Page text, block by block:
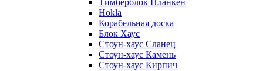
Тимберблок Планкен
Hokla
Корабельная доска
Блок Хаус
Стоун-хаус Сланец
Стоун-хаус Камень
Стоун-хаус Кирпич